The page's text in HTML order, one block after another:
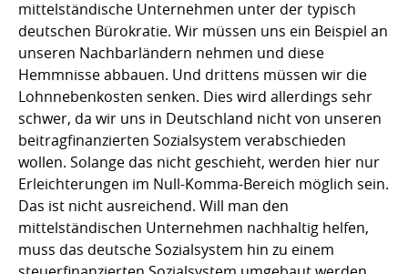
mittelständische Unternehmen unter der typisch
deutschen Bürokratie. Wir müssen uns ein Beispiel an
unseren Nachbarländern nehmen und diese
Hemmnisse abbauen. Und drittens müssen wir die
Lohnnebenkosten senken. Dies wird allerdings sehr
schwer, da wir uns in Deutschland nicht von unseren
beitragfinanzierten Sozialsystem verabschieden
wollen. Solange das nicht geschieht, werden hier nur
Erleichterungen im Null-Komma-Bereich möglich sein.
Das ist nicht ausreichend. Will man den
mittelständischen Unternehmen nachhaltig helfen,
muss das deutsche Sozialsystem hin zu einem